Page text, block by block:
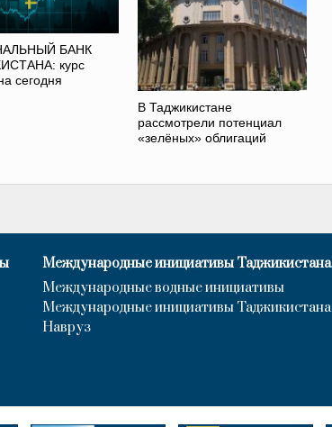
БАНК
курс
сегодня
В Таджикистане
рассмотрели потенциал
«зелёных» облигаций
Международные инициативы Таджикистана
Международные водные инициативы
Международные инициативы Таджикистана
Навруз